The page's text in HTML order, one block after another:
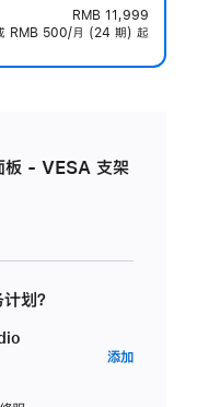
RMB 11,999
RMB 500/月 (24 期) 起
- VESA 支架
划？
添加